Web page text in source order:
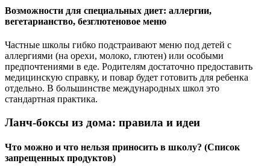
Возможности для специальных диет: аллергии,
вегетарианство, безглютеновое меню
Частные школы гибко подстраивают меню под детей с
аллергиями (на орехи, молоко, глютен) или особыми
предпочтениями в еде. Родителям достаточно предоставить
медицинскую справку, и повар будет готовить для ребенка
отдельно. В большинстве международных школ это
стандартная практика.
Ланч-боксы из дома: правила и идеи
Что можно и что нельзя приносить в школу? (Список
запрещенных продуктов)